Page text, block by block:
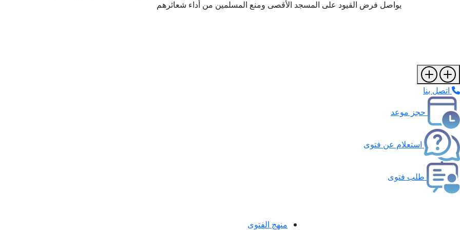
يواصل فرض القيود على المسجد الأقصى ومنع المسلمين من أداء شعائرهم
اتصل بنا
حجز موعد
استعلام عن فتوى
طلب فتوى
منهج الفتوى